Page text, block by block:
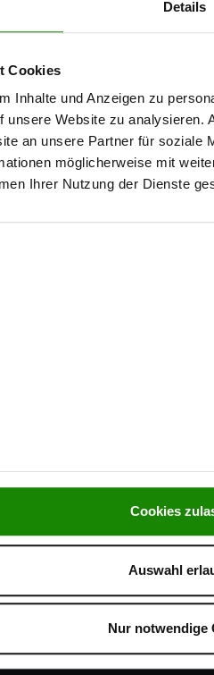
Details
Cookies
Inhalte und Anzeigen zu
unsere Website zu analysieren.
an unsere Partner für soziale
möglicherweise mit
Ihrer Nutzung der Dienste
Cookies
Auswahl
Nur notwendige
Kassel